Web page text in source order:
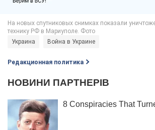
Украина Война в Украине
Редакционная политика